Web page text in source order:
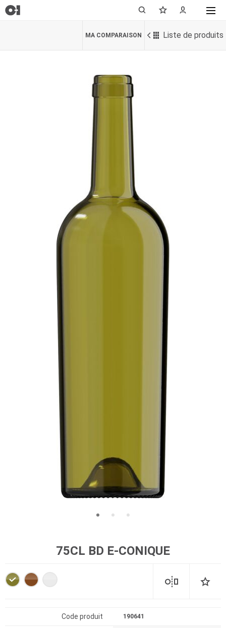
Liste de produits
MA COMPARAISON
75CL BD E-CONIQUE
Code produit 190641